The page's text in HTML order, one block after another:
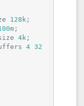
128 k;
m;
4k;
4 32